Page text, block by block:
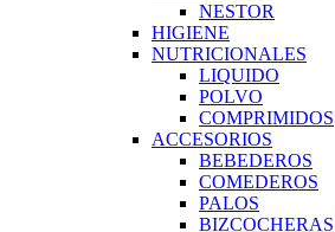
NESTOR
HIGIENE
NUTRICIONALES
LIQUIDO
POLVO
COMPRIMIDOS
ACCESORIOS
BEBEDEROS
COMEDEROS
PALOS
BIZCOCHERAS